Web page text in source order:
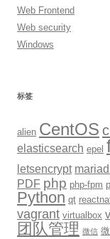
Web Frontend
Web security
Windows
标签
alien CentOS
elasticsearch epel
letsencrypt
PDF php php-fpm
Python qt
vagrant virtualbox
团队管理 微信